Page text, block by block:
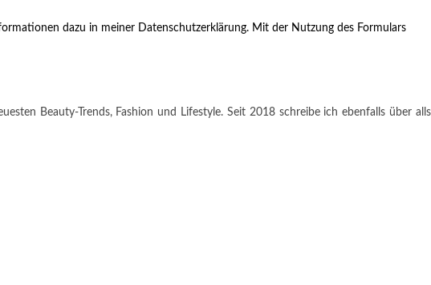
dazu in meiner Datenschutzerklärung. Mit der Nutzung des Formulars
Beauty-Trends, Fashion und Lifestyle. Seit 2018 schreibe ich ebenfalls über alls